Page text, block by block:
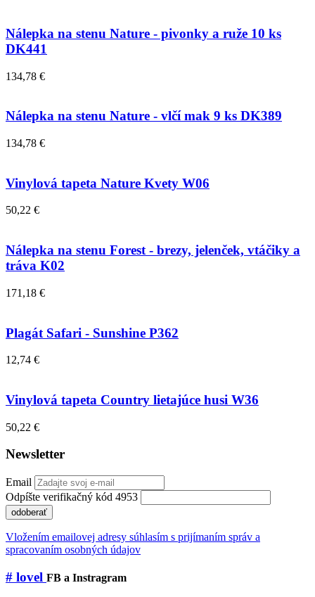
Nálepka na stenu Nature - pivonky a ruže 10 ks
DK441
134,78 €
Nálepka na stenu Nature - vlčí mak 9 ks DK389
134,78 €
Vinylová tapeta Nature Kvety W06
50,22 €
Nálepka na stenu Forest - brezy, jelenček, vtáčiky a
tráva K02
171,18 €
Plagát Safari - Sunshine P362
12,74 €
Vinylová tapeta Country lietajúce husi W36
50,22 €
Newsletter
Email
Odpíšte verifikačný kód 4953
odoberať
Vložením emailovej adresy súhlasím s prijímaním správ a
spracovaním osobných údajov
# lovel FB a Instragram